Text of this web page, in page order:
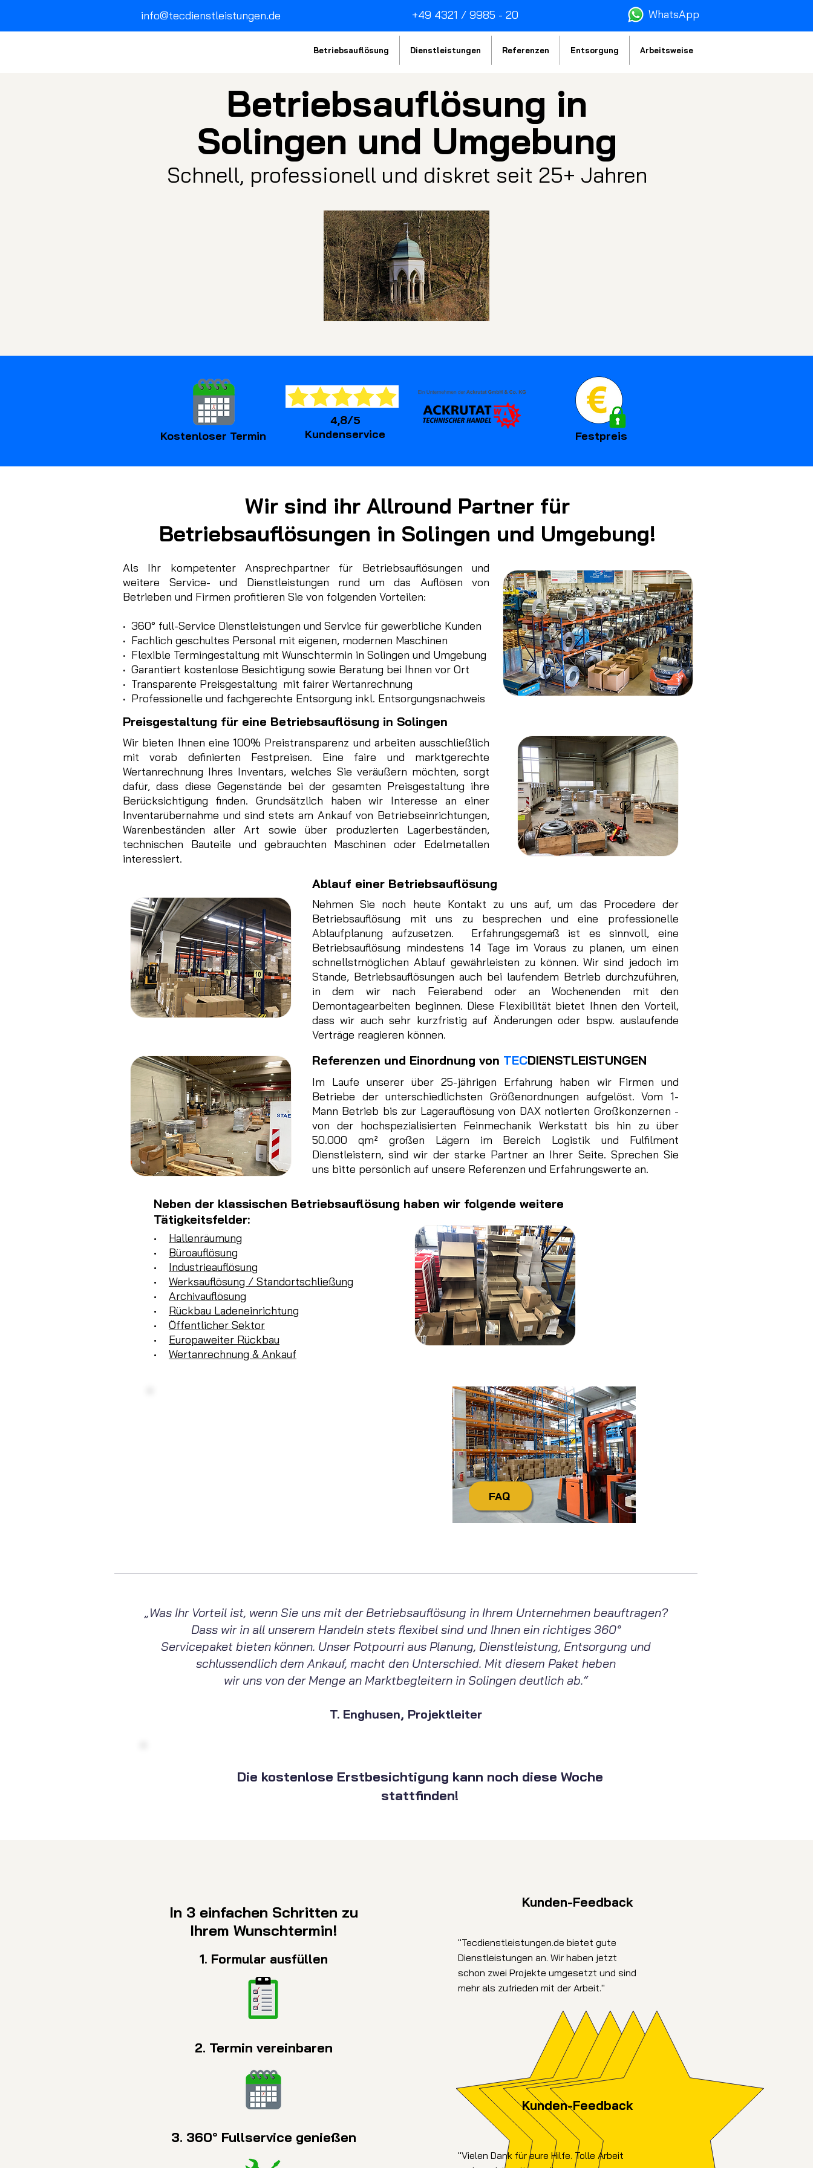
Betriebsauflösung Dienstleistungen Referenzen Entsorgung Arbeitsweise
info@tecdienstleistungen.de +49 4321 / 9985 - 20 WhatsApp
Betriebsauflösung in
Solingen und Umgebung
Schnell, professionell und diskret seit 25+ Jahren
Kostenloser Termin
4,8/5
Kundenservice
Festpreis
Wir sind ihr Allround Partner für
Betriebsauflösungen in Solingen und Umgebung!
Als Ihr kompetenter Ansprechpartner für Betriebsauflösungen und
weitere Service- und Dienstleistungen rund um das Auflösen von
Betrieben und Firmen profitieren Sie von folgenden Vorteilen:
· 360° full-Service Dienstleistungen und Service für gewerbliche Kunden
· Fachlich geschultes Personal mit eigenen, modernen Maschinen
· Flexible Termingestaltung mit Wunschtermin in Solingen und Umgebung
· Garantiert kostenlose Besichtigung sowie Beratung bei Ihnen vor Ort
· Transparente Preisgestaltung mit fairer Wertanrechnung
· Professionelle und fachgerechte Entsorgung inkl. Entsorgungsnachweis
Preisgestaltung für eine Betriebsauflösung in Solingen
Wir bieten Ihnen eine 100% Preistransparenz und arbeiten ausschließlich
mit vorab definierten Festpreisen. Eine faire und marktgerechte
Wertanrechnung Ihres Inventars, welches Sie veräußern möchten, sorgt
dafür, dass diese Gegenstände bei der gesamten Preisgestaltung ihre
Berücksichtigung finden. Grundsätzlich haben wir Interesse an einer
Inventarübernahme und sind stets am Ankauf von Betriebseinrichtungen,
Warenbeständen aller Art sowie über produzierten Lagerbeständen,
technischen Bauteile und gebrauchten Maschinen oder Edelmetallen
interessiert.
Ablauf einer Betriebsauflösung
Nehmen Sie noch heute Kontakt zu uns auf, um das Procedere der
Betriebsauflösung mit uns zu besprechen und eine professionelle
Ablaufplanung aufzusetzen. Erfahrungsgemäß ist es sinnvoll, eine
Betriebsauflösung mindestens 14 Tage im Voraus zu planen, um einen
schnellstmöglichen Ablauf gewährleisten zu können. Wir sind jedoch im
Stande, Betriebsauflösungen auch bei laufendem Betrieb durchzuführen,
in dem wir nach Feierabend oder an Wochenenden mit den
Demontagearbeiten beginnen. Diese Flexibilität bietet Ihnen den Vorteil,
dass wir auch sehr kurzfristig auf Änderungen oder bspw. auslaufende
Verträge reagieren können.
Referenzen und Einordnung von TECDIENSTLEISTUNGEN
Im Laufe unserer über 25-jährigen Erfahrung haben wir Firmen und
Betriebe der unterschiedlichsten Größenordnungen aufgelöst. Vom 1-
Mann Betrieb bis zur Lagerauflösung von DAX notierten Großkonzernen -
von der hochspezialisierten Feinmechanik Werkstatt bis hin zu über
50.000 qm² großen Lägern im Bereich Logistik und Fulfilment
Dienstleistern, sind wir der starke Partner an Ihrer Seite. Sprechen Sie
uns bitte persönlich auf unsere Referenzen und Erfahrungswerte an.
Neben der klassischen Betriebsauflösung haben wir folgende weitere
Tätigkeitsfelder:
• Hallenräumung
• Büroauflösung
• Industrieauflösung
• Werksauflösung / Standortschließung
• Archivauflösung
• Rückbau Ladeneinrichtung
• Öffentlicher Sektor
• Europaweiter Rückbau
• Wertanrechnung & Ankauf
FAQ
„Was Ihr Vorteil ist, wenn Sie uns mit der Betriebsauflösung in Ihrem Unternehmen beauftragen?
Dass wir in all unserem Handeln stets flexibel sind und Ihnen ein richtiges 360°
Servicepaket bieten können. Unser Potpourri aus Planung, Dienstleistung, Entsorgung und
schlussendlich dem Ankauf, macht den Unterschied. Mit diesem Paket heben
wir uns von der Menge an Marktbegleitern in Solingen deutlich ab.“
T. Enghusen, Projektleiter
Die kostenlose Erstbesichtigung kann noch diese Woche
stattfinden!
In 3 einfachen Schritten zu
Ihrem Wunschtermin!
1. Formular ausfüllen
2. Termin vereinbaren
3. 360° Fullservice genießen
Kunden-Feedback
"Tecdienstleistungen.de bietet gute
Dienstleistungen an. Wir haben jetzt
schon zwei Projekte umgesetzt und sind
mehr als zufrieden mit der Arbeit."
Kunden-Feedback
"Vielen Dank für eure Hilfe. Tolle Arbeit